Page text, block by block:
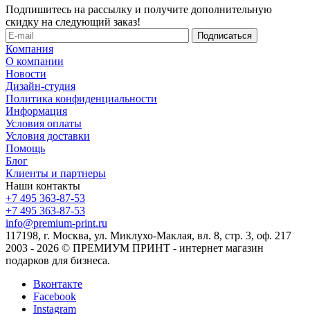
Подпишитесь на рассылку и получите дополнительную
скидку на следующий заказ!
Компания
О компании
Новости
Дизайн-студия
Политика конфиденциальности
Информация
Условия оплаты
Условия доставки
Помощь
Блог
Клиенты и партнеры
Наши контакты
+7 495 363-87-53
+7 495 363-87-53
info@premium-print.ru
117198, г. Москва, ул. Миклухо-Маклая, вл. 8, стр. 3, оф. 217
2003 - 2026 © ПРЕМИУМ ПРИНТ - интернет магазин
подарков для бизнеса.
Вконтакте
Facebook
Instagram